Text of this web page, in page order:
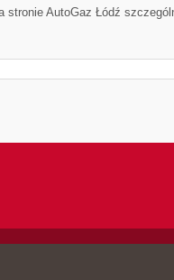
stronie AutoGaz Łódź